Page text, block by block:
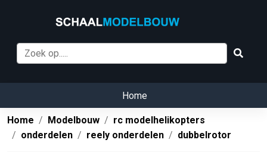
Home
Home Modelbouw
rc modelhelikopters
onderdelen
reely onderdelen dubbelrotor